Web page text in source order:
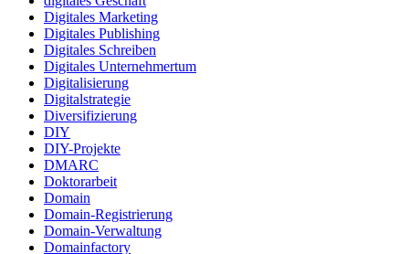
Digitales Marketing
Digitales Publishing
Digitales Schreiben
Digitales Unternehmertum
Digitalisierung
Digitalstrategie
Diversifizierung
DIY
DIY-Projekte
DMARC
Doktorarbeit
Domain
Domain-Registrierung
Domain-Verwaltung
Domainfactory